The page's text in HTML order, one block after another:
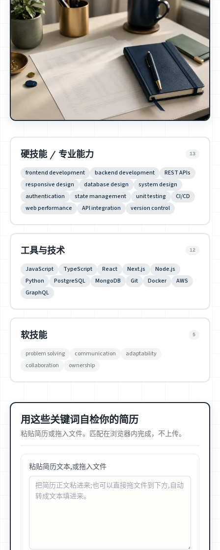
硬技能 / 专业能力 13
frontend development backend development
REST APIs
responsive design
database design
system design
authentication
state management unit testing
CI/CD
web performance
API integration version control
工具与技术 12
JavaScript TypeScript React Next.js
Node.js
Python
PostgreSQL MongoDB Git Docker
AWS
GraphQL
软技能 5
problem solving communication
adaptability
collaboration
ownership
用这些关键词自检你的简历
粘贴简历或拖入文件。匹配在浏览器内完成，不上传。
粘贴简历文本,或拖入文件